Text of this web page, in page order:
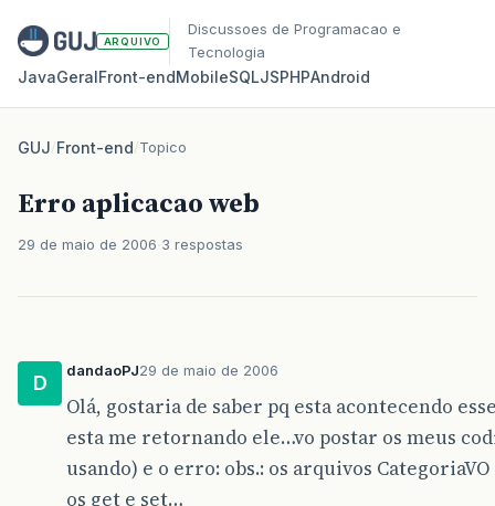
ARQUIVO
Discussoes de Programacao e
Tecnologia
JavaGeralFront‑endMobileSQLJSPHPAndroid
GUJ/Front-end/Topico
Erro aplicacao web
29 de maio de 2006 3 respostas
D
dandaoPJ29 de maio de 2006
Olá, gostaria de saber pq esta acontecendo
esta me retornando ele…vo postar os meus
usando) e o erro: obs.: os arquivos
os get e set…